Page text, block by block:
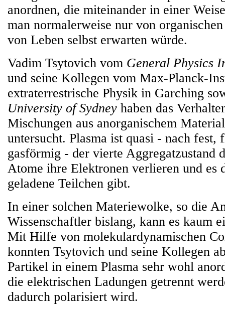
anordnen, die miteinander in einer
man normalerweise nur von
von Leben selbst erwarten würde.
Vadim Tsytovich vom General Physics
und seine Kollegen vom Max-Planck-
extraterrestrische Physik in Garching
University of Sydney haben das
Mischungen aus anorganischem
untersucht. Plasma ist quasi - nach fest,
gasförmig - der vierte Aggregatzustand
Atome ihre Elektronen verlieren und es
geladene Teilchen gibt.
In einer solchen Materiewolke, so die
Wissenschaftler bislang, kann es kaum
Mit Hilfe von molekulardynamischen
konnten Tsytovich und seine Kollegen
Partikel in einem Plasma sehr wohl
die elektrischen Ladungen getrennt
dadurch polarisiert wird.